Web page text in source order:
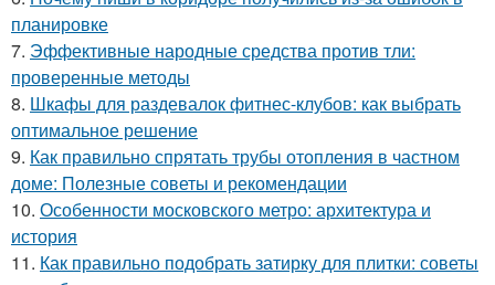
планировке
7. Эффективные народные средства против тли:
проверенные методы
8. Шкафы для раздевалок фитнес-клубов: как выбрать
оптимальное решение
9. Как правильно спрятать трубы отопления в частном
доме: Полезные советы и рекомендации
10. Особенности московского метро: архитектура и
история
11. Как правильно подобрать затирку для плитки: советы